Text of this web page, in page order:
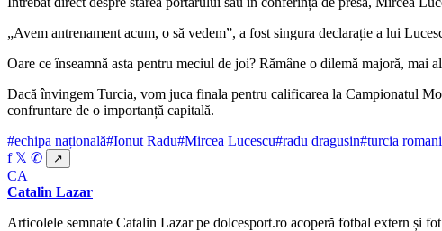
„Avem antrenament acum, o să vedem”, a fost singura declarație a lui
Oare ce înseamnă asta pentru meciul de joi? Rămâne o dilemă majoră, mai
Dacă învingem Turcia, vom juca finala pentru calificarea la Campionatul
confruntare de o importanță capitală.
#echipa națională#Ionut Radu#Mircea Lucescu#radu dragusin#turcia
f 𝕏 ✆ ↗
CA
Catalin Lazar
Articolele semnate Catalin Lazar pe dolcesport.ro acoperă fotbal extern și